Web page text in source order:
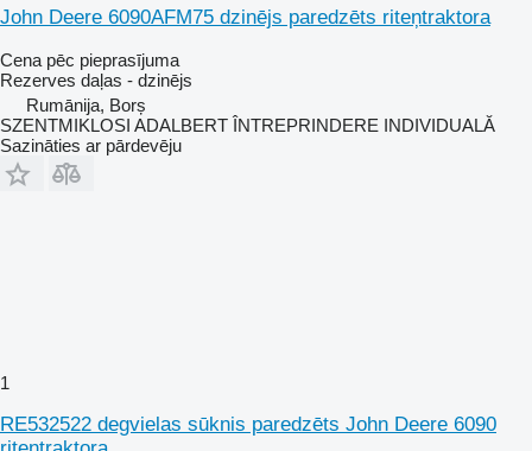
John Deere 6090AFM75 dzinējs paredzēts riteņtraktora
Cena pēc pieprasījuma
Rezerves daļas - dzinējs
Rumānija, Borș
SZENTMIKLOSI ADALBERT ÎNTREPRINDERE INDIVIDUALĂ
Sazināties ar pārdevēju
1
RE532522 degvielas sūknis paredzēts John Deere 6090